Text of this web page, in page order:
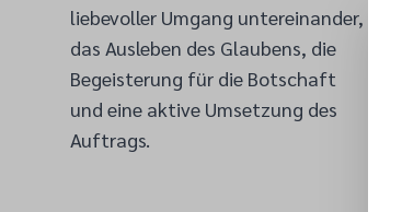
liebevoller Umgang untereinander,
das Ausleben des Glaubens, die
Begeisterung für die Botschaft
und eine aktive Umsetzung des
Auftrags.